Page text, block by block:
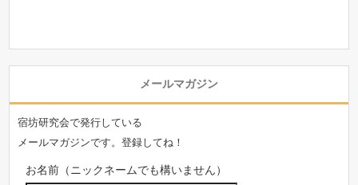
メールマガジン
宿坊研究会で発行している
メールマガジンです。登録してね！
お名前（ニックネームでも構いません）